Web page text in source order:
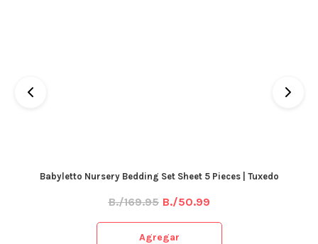
Babyletto Nursery Bedding Set Sheet 5 Pieces | Tuxedo
B./169.95 B./50.99
Agregar